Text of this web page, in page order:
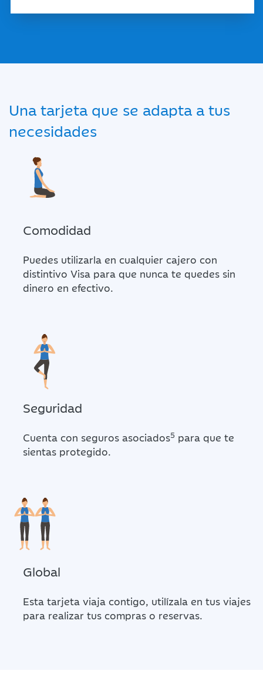
Una tarjeta que se adapta a tus
necesidades
Comodidad
Puedes utilizarla en cualquier cajero con
distintivo Visa para que nunca te quedes sin
dinero en efectivo.
Seguridad
Cuenta con seguros asociados5 para que te
sientas protegido.
Global
Esta tarjeta viaja contigo, utilízala en tus viajes
para realizar tus compras o reservas.